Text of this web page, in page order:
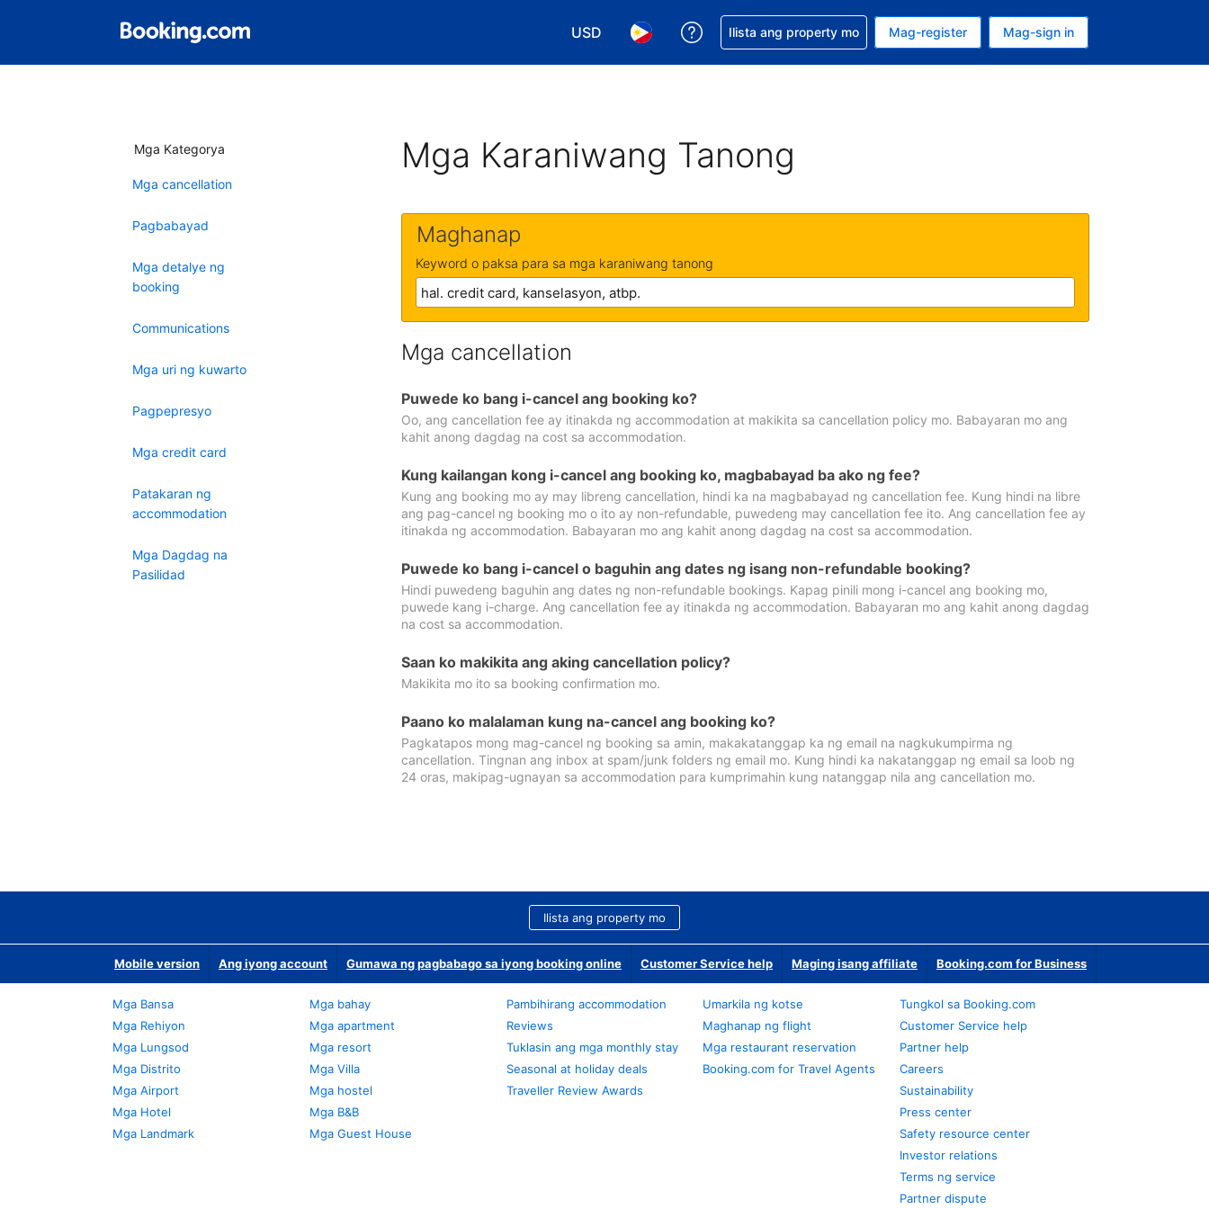
USD
Pumili ng currency mo. USD ang currency mo ngayon
Pumili ng wika mo. Filipino ang wika mo ngayon
Makakuha ng tulong sa reservation mo
Ilista ang property mo Mag-register Mag-sign in
Mga Kategorya
Mga cancellation
Pagbabayad
Mga detalye ng
booking
Communications
Mga uri ng kuwarto
Pagpepresyo
Mga credit card
Patakaran ng
accommodation
Mga Dagdag na
Pasilidad
Mga Karaniwang Tanong
Maghanap
Keyword o paksa para sa mga karaniwang tanong
Mga cancellation
Puwede ko bang i-cancel ang booking ko?
Oo, ang cancellation fee ay itinakda ng accommodation at makikita sa cancellation policy mo. Babayaran mo ang
kahit anong dagdag na cost sa accommodation.
Kung kailangan kong i-cancel ang booking ko, magbabayad ba ako ng fee?
Kung ang booking mo ay may libreng cancellation, hindi ka na magbabayad ng cancellation fee. Kung hindi na libre
ang pag-cancel ng booking mo o ito ay non-refundable, puwedeng may cancellation fee ito. Ang cancellation fee ay
itinakda ng accommodation. Babayaran mo ang kahit anong dagdag na cost sa accommodation.
Puwede ko bang i-cancel o baguhin ang dates ng isang non-refundable booking?
Hindi puwedeng baguhin ang dates ng non-refundable bookings. Kapag pinili mong i-cancel ang booking mo,
puwede kang i-charge. Ang cancellation fee ay itinakda ng accommodation. Babayaran mo ang kahit anong dagdag
na cost sa accommodation.
Saan ko makikita ang aking cancellation policy?
Makikita mo ito sa booking confirmation mo.
Paano ko malalaman kung na-cancel ang booking ko?
Pagkatapos mong mag-cancel ng booking sa amin, makakatanggap ka ng email na nagkukumpirma ng
cancellation. Tingnan ang inbox at spam/junk folders ng email mo. Kung hindi ka nakatanggap ng email sa loob ng
24 oras, makipag-ugnayan sa accommodation para kumprimahin kung natanggap nila ang cancellation mo.
Ilista ang property mo
Mobile version Ang iyong account Gumawa ng pagbabago sa iyong booking online Customer Service help Maging isang affiliate Booking.com for Business
Mga Bansa
Mga Rehiyon
Mga Lungsod
Mga Distrito
Mga Airport
Mga Hotel
Mga Landmark
Mga bahay
Mga apartment
Mga resort
Mga Villa
Mga hostel
Mga B&B
Mga Guest House
Pambihirang accommodation
Reviews
Tuklasin ang mga monthly stay
Seasonal at holiday deals
Traveller Review Awards
Umarkila ng kotse
Maghanap ng flight
Mga restaurant reservation
Booking.com for Travel Agents
Tungkol sa Booking.com
Customer Service help
Partner help
Careers
Sustainability
Press center
Safety resource center
Investor relations
Terms ng service
Partner dispute